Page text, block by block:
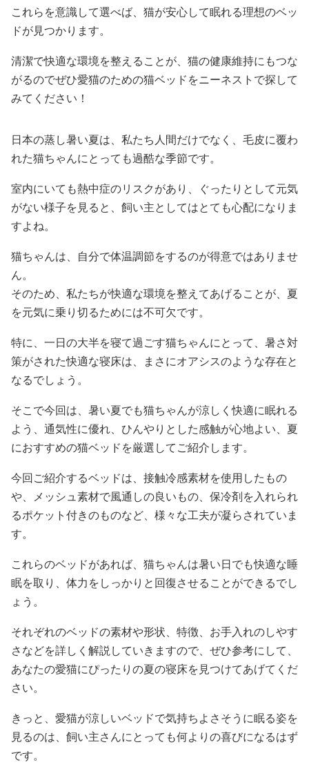
これらを意識して選べば、猫が安心して眠れる理想のベッ
ドが見つかります。
清潔で快適な環境を整えることが、猫の健康維持にもつな
がるのでぜひ愛猫のための猫ベッドをニーネストで探して
みてください！
日本の蒸し暑い夏は、私たち人間だけでなく、毛皮に覆わ
れた猫ちゃんにとっても過酷な季節です。
室内にいても熱中症のリスクがあり、ぐったりとして元気
がない様子を見ると、飼い主としてはとても心配になりま
すよね。
猫ちゃんは、自分で体温調節をするのが得意ではありませ
ん。
そのため、私たちが快適な環境を整えてあげることが、夏
を元気に乗り切るためには不可欠です。
特に、一日の大半を寝て過ごす猫ちゃんにとって、暑さ対
策がされた快適な寝床は、まさにオアシスのような存在と
なるでしょう。
そこで今回は、暑い夏でも猫ちゃんが涼しく快適に眠れる
よう、通気性に優れ、ひんやりとした感触が心地よい、夏
におすすめの猫ベッドを厳選してご紹介します。
今回ご紹介するベッドは、接触冷感素材を使用したもの
や、メッシュ素材で風通しの良いもの、保冷剤を入れられ
るポケット付きのものなど、様々な工夫が凝らされていま
す。
これらのベッドがあれば、猫ちゃんは暑い日でも快適な睡
眠を取り、体力をしっかりと回復させることができるでし
ょう。
それぞれのベッドの素材や形状、特徴、お手入れのしやす
さなどを詳しく解説していきますので、ぜひ参考にして、
あなたの愛猫にぴったりの夏の寝床を見つけてあげてくだ
さい。
きっと、愛猫が涼しいベッドで気持ちよさそうに眠る姿を
見るのは、飼い主さんにとっても何よりの喜びになるはず
です。